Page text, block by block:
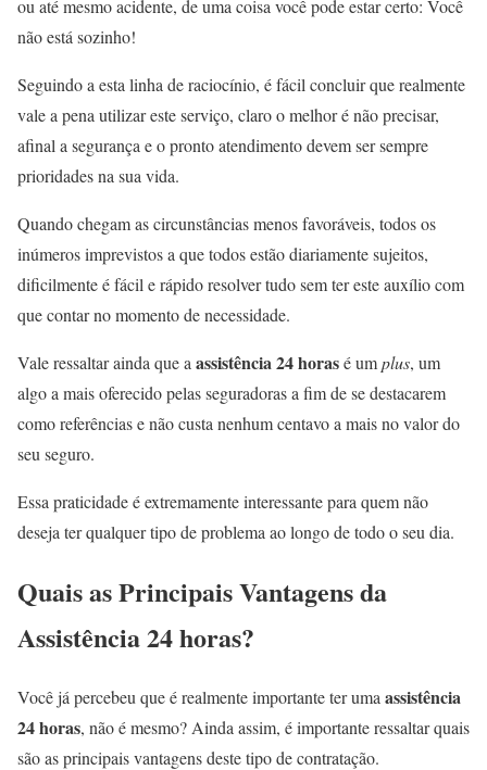
ou até mesmo acidente, de uma coisa você pode estar certo: Você
não está sozinho!
Seguindo a esta linha de raciocínio, é fácil concluir que realmente
vale a pena utilizar este serviço, claro o melhor é não precisar,
afinal a segurança e o pronto atendimento devem ser sempre
prioridades na sua vida.
Quando chegam as circunstâncias menos favoráveis, todos os
inúmeros imprevistos a que todos estão diariamente sujeitos,
dificilmente é fácil e rápido resolver tudo sem ter este auxílio com
que contar no momento de necessidade.
Vale ressaltar ainda que a assistência 24 horasé umplus, um
algo a mais oferecido pelas seguradoras a fim de se destacarem
como referências e não custa nenhum centavo a mais no valor do
seu seguro.
Essa praticidade é extremamente interessante para quem não
deseja ter qualquer tipo de problema ao longo de todo o seu dia.
Quais as Principais Vantagens da
Assistência 24 horas?
Você já percebeu que é realmente importante ter uma assistência
24 horas, não é mesmo? Ainda assim, é importante ressaltar quais
são as principais vantagens deste tipo de contratação.